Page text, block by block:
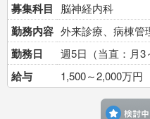
募集科目 脳神経内科
勤務内容 外来診療、病棟管
勤務日 週5日（当直：月3
給与 1,500～2,000万円